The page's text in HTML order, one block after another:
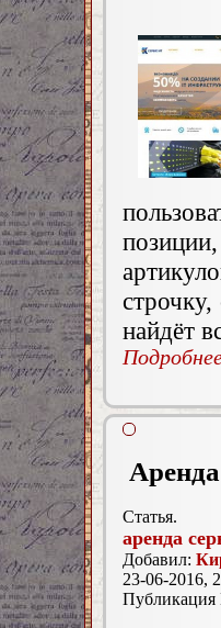
найдёт
Статья.
аренда
Добавил:
23-06-2016,